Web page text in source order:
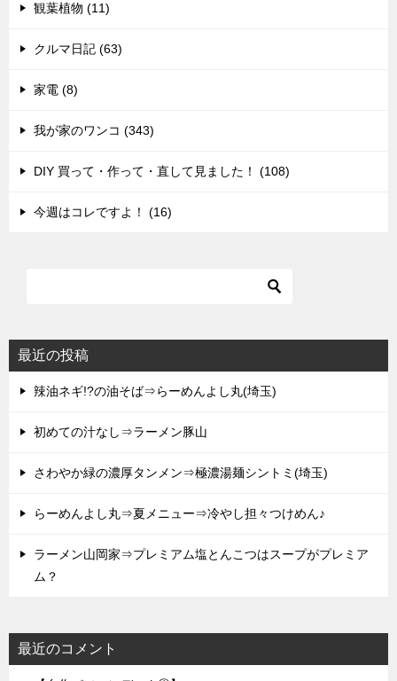
観葉植物 (11)
クルマ日記 (63)
家電 (8)
我が家のワンコ (343)
DIY 買って・作って・直して見ました！ (108)
今週はコレですよ！ (16)
最近の投稿
辣油ネギ!?の油そば⇒らーめんよし丸(埼玉)
初めての汁なし⇒ラーメン豚山
さわやか緑の濃厚タンメン⇒極濃湯麺シントミ(埼玉)
らーめんよし丸⇒夏メニュー⇒冷やし担々つけめん♪
ラーメン山岡家⇒プレミアム塩とんこつはスープがプレミア
ム？
最近のコメント